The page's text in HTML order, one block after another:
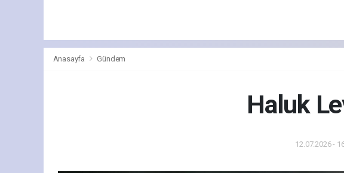
Anasayfa Gündem
Haluk
12.07.2026 -